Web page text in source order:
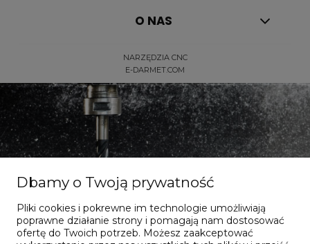
O NAS
NARZĘDZIA CNC
E-DARMET.COM
Dla dociekliwych
Dbamy o Twoją prywatność
Pliki cookies i pokrewne im technologie umożliwiają
poprawne działanie strony i pomagają nam dostosować
ofertę do Twoich potrzeb. Możesz zaakceptować